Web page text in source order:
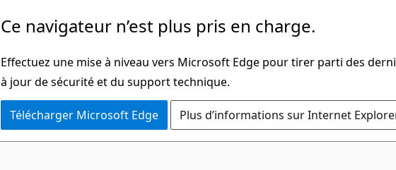
Ce navigateur n’est plus pris en charge.
Effectuez une mise à niveau vers Microsoft Edge pour tirer parti des
à jour de sécurité et du support technique.
Télécharger Microsoft Edge Plus d’informations sur Internet